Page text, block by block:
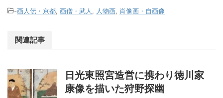
-画人伝・京都 画僧・武人 人物画 肖像画・自画像
関連記事
日光東照宮造営に携わり徳川家
康像を描いた狩野探幽